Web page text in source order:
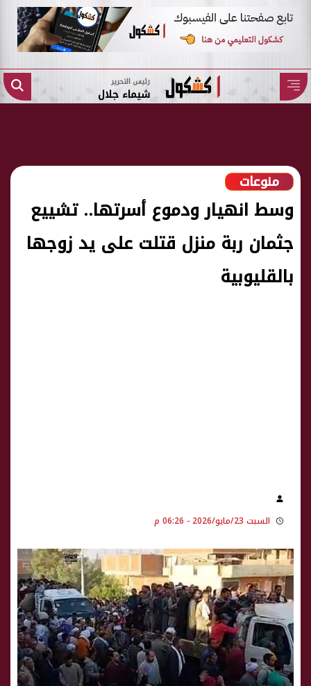
رئيس التحرير
شيماء جلال
منوعات
وسط انهيار ودموع أسرتها.. تشييع
جثمان ربة منزل قتلت على يد زوجها
بالقليوبية
السبت 23/مايو/2026 - 06:26 م